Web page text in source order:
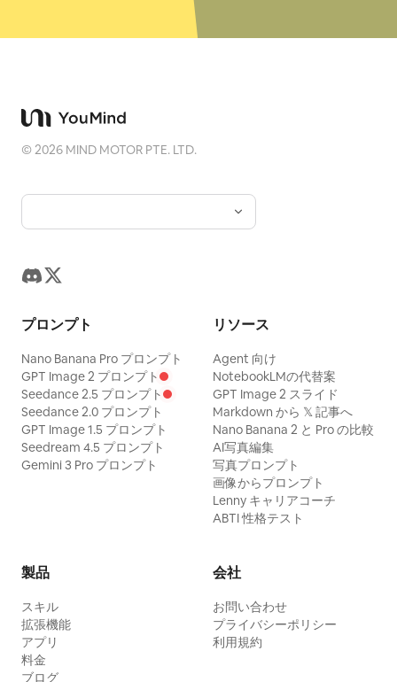
©2026 MIND MOTOR PTE. LTD.
プロンプト
Nano Banana Pro プロンプト
GPT Image 2 プロンプト
Seedance 2.5 プロンプト
Seedance 2.0 プロンプト
GPT Image 1.5 プロンプト
Seedream 4.5 プロンプト
Gemini 3 Pro プロンプト
リソース
Agent 向け
NotebookLMの代替案
GPT Image 2 スライド
Markdown から 𝕏 記事へ
Nano Banana 2 と Pro の比較
AI写真編集
写真プロンプト
画像からプロンプト
Lenny キャリアコーチ
ABTI 性格テスト
製品
スキル
拡張機能
アプリ
料金
ブログ
会社
お問い合わせ
プライバシーポリシー
利用規約